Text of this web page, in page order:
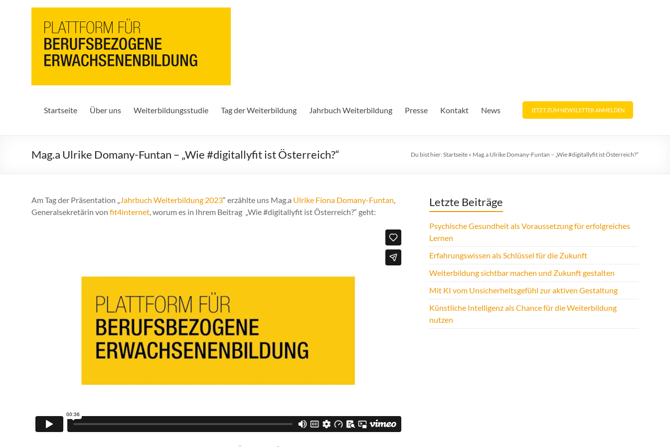
PbEB
Plattform
berufsbezogene
Startseite Über uns Weiterbildungsstudie Tag der Weiterbildung Jahrbuch Weiterbildung Presse Kontakt News JETZT ZUM NEWSLETTER ANMELDEN
Mag.a Ulrike Domany-Funtan – „Wie #digitallyfit ist Österreich?“ Du bist hier: Startseite » Mag.a Ulrike Domany-Funtan – „Wie #digitallyfit ist Österreich?“
Am Tag der Präsentation „Jahrbuch Weiterbildung 2023“ erzählte uns Mag.a Ulrike Fiona Domany-Funtan,
Generalsekretärin von fit4internet, worum es in Ihrem Beitrag „Wie #digitallyfit ist Österreich?“ geht:
Letzte Beiträge
Psychische Gesundheit als Voraussetzung für erfolgreiches
Lernen
Erfahrungswissen als Schlüssel für die Zukunft
Weiterbildung sichtbar machen und Zukunft gestalten
Mit KI vom Unsicherheitsgefühl zur aktiven Gestaltung
Künstliche Intelligenz als Chance für die Weiterbildung
nutzen